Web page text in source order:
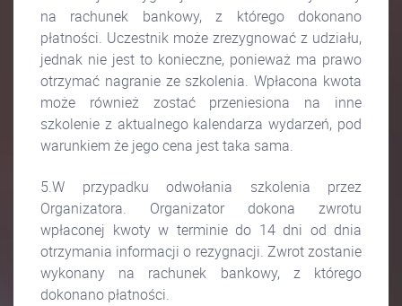
na rachunek bankowy, z którego dokonano
płatności. Uczestnik może zrezygnować z udziału,
jednak nie jest to konieczne, ponieważ ma prawo
otrzymać nagranie ze szkolenia. Wpłacona kwota
może również zostać przeniesiona na inne
szkolenie z aktualnego kalendarza wydarzeń, pod
warunkiem że jego cena jest taka sama.
5.W przypadku odwołania szkolenia przez
Organizatora. Organizator dokona zwrotu
wpłaconej kwoty w terminie do 14 dni od dnia
otrzymania informacji o rezygnacji. Zwrot zostanie
wykonany na rachunek bankowy, z którego
dokonano płatności.